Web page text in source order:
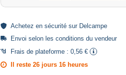
Achetez en sécurité sur Delcampe
Envoi selon les conditions du vendeur
Frais de plateforme : 0,56 €
Il reste 26 jours 16 heures